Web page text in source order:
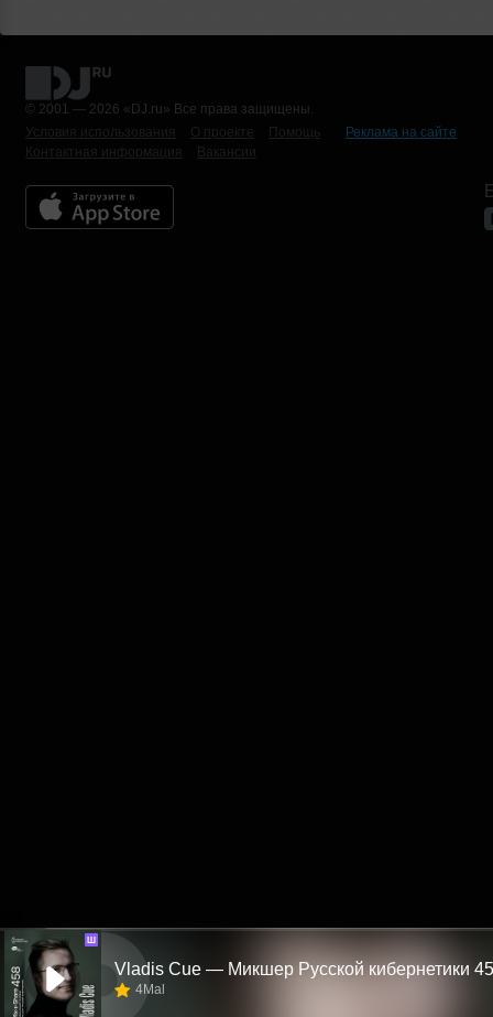
© 2001 — 2026 «DJ.ru» Все права защищены.
Условия использования
О проекте Помощь
Реклама на сайте
Контактная информация
Вакансии
Ш
4Mal